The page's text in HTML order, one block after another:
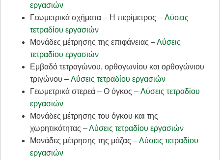
εργασιών
Γεωμετρικά σχήματα – Η περίμετρος – Λύσεις
τετραδίου εργασιών
Μονάδες μέτρησης της επιφάνειας –Λύσεις
τετραδίου εργασιών
Εμβαδό τετραγώνου, ορθογωνίου και ορθογώνιου
τριγώνου – Λύσεις τετραδίου εργασιών
Γεωμετρικά στερεά – Ο όγκος – Λύσεις τετραδίου
εργασιών
Μονάδες μέτρησης του όγκου και της
χωρητικότητας –Λύσεις τετραδίου εργασιών
Μονάδες μέτρησης της μάζας –Λύσεις τετραδίου
εργασιών